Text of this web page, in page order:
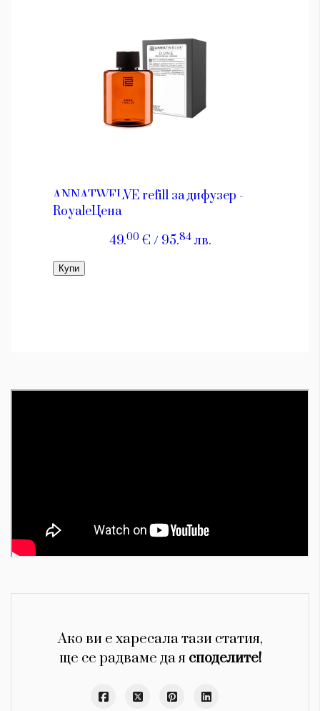
Ако ви е харесала тази статия,
ще се радваме да я споделите!